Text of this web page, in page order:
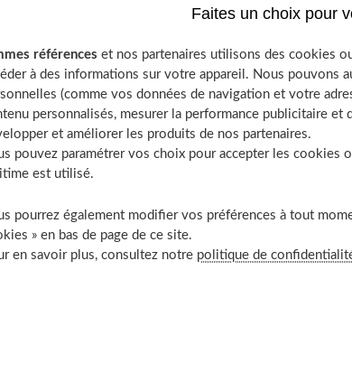
II en existe 13 catégories
Lequel utiliser pour faire de bons gâteaux ?
Est-il très calorique ?
Est-il bon pour le moral ?
Peut-il avoir des effets indésirables ?
à l’achat ?
Faites un choix pour
références et nos partenaires utilisons des cookies
à des informations sur votre appareil. Nous pouvons
(comme vos données de navigation et votre
personnalisés, mesurer la performance publicitaire et
et améliorer les produits de nos partenaires.
pouvez paramétrer vos choix pour accepter les cookies
est utilisé.
pourrez également modifier vos préférences à tout
» en bas de page de ce site.
en savoir plus, consultez notre politique de